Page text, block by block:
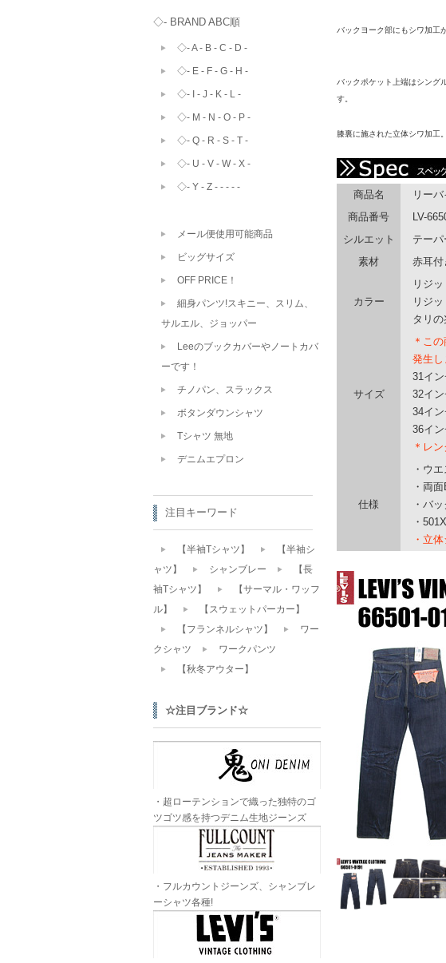
バックヨーク部にもシワ加工
バックポケット上端はシング
す。
膝裏に施された立体シワ加工。
商品名
リー
商品番号
LV-
シルエット
テーパ
素材
赤耳付
カラー
リジ
リジ
タリ
サイズ
＊こ
発生し
31イ
32イ
34イ
36イ
＊レ
仕様
・ウ
・両
・バ
・
・立
◇- BRAND ABC順
◇- A - B - C - D -
◇- E - F - G - H -
◇- I - J - K - L -
◇- M - N - O - P -
◇- Q - R - S - T -
◇- U - V - W - X -
◇- Y - Z - - - - -
メール便使用可能商品
ビッグサイズ
OFF PRICE！
細身パンツ!スキニー、スリム、
サルエル、ジョッパー
Leeのブックカバーやノートカバ
ーです！
チノパン、スラックス
ボタンダウンシャツ
Tシャツ 無地
デニムエプロン
注目キーワード
【半袖Tシャツ】
【半袖シ
ャツ】
シャンブレー
【長
袖Tシャツ】
【サーマル・ワッフ
ル】
【スウェットパーカー】
【フランネルシャツ】
ワー
クシャツ
ワークパンツ
【秋冬アウター】
☆注目ブランド☆
・超ローテンションで織った独特のゴ
ツゴツ感を持つデニム生地ジーンズ
・フルカウントジーンズ、シャンブレ
ーシャツ各種!